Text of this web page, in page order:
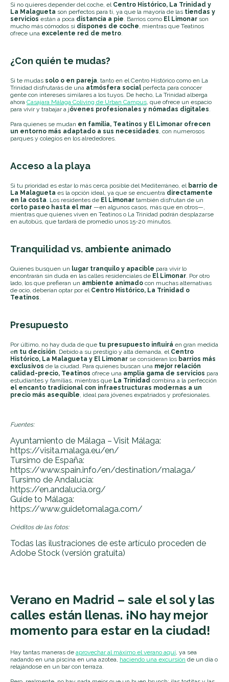
Si no quieres depender del coche, el Centro Histórico, La Trinidad y
La Malagueta son perfectos para ti, ya que la mayoría de las tiendas y
servicios están a poca distancia a pie . Barrios como El Limonar son
mucho más cómodos si dispones de coche , mientras que Teatinos
ofrece una excelente red de metro
¿Con quién te mudas?
Si te mudas solo o en pareja , tanto en el Centro Histórico como en La
Trinidad disfrutarás de una atmósfera social perfecta para conocer
gente con intereses similares a los tuyos. De hecho, La Trinidad alberga
ahora Casajara Málaga Coliving de Urban Campus , que ofrece un espacio
para vivir y trabajar a jóvenes profesionales y nómadas digitales
Para quienes se mudan en familia, Teatinos y El Limonar ofrecen
un entorno más adaptado a sus necesidades , con numerosos
parques y colegios en los alrededores.
Acceso a la playa
Si tu prioridad es estar lo más cerca posible del Mediterráneo, el barrio de
La Malagueta es la opción ideal, ya que se encuentra directamente
en la costa . Los residentes de El Limonar también disfrutan de un
corto paseo hasta el mar —en algunos casos, más que en otros—,
mientras que quienes viven en Teatinos o La Trinidad podrán desplazarse
en autobús, que tardará de promedio unos 15-20 minutos.
Tranquilidad vs. ambiente animado
Quienes busquen un lugar tranquilo y apacible para vivir lo
encontrarán sin duda en las calles residenciales de El Limonar . Por otro
lado, los que prefieran un ambiente animado con muchas alternativas
de ocio, deberían optar por el Centro Histórico, La Trinidad o
Teatinos
Presupuesto
Por último, no hay duda de que tu presupuesto influirá en gran medida
en tu decisión . Debido a su prestigio y alta demanda, el Centro
Histórico, La Malagueta y El Limonar se consideran los barrios más
exclusivos de la ciudad. Para quienes buscan una mejor relación
calidad-precio, Teatinos ofrece una amplia gama de servicios para
estudiantes y familias, mientras que La Trinidad combina a la perfección
el encanto tradicional con infraestructuras modernas a un
precio más asequible , ideal para jóvenes expatriados y profesionales.
Fuentes:
Ayuntamiento de Málaga – Visit Málaga:
https://visita.malaga.eu/en/
Tursimo de España:
https://www.spain.info/en/destination/malaga/
Tursimo de Andalucía:
https://en.andalucia.org/
Guide to Málaga:
https://www.guidetomalaga.com/
Créditos de las fotos:
Todas las ilustraciones de este artículo proceden de
Adobe Stock (versión gratuita)
Verano en Madrid – sale el sol y las
calles están llenas. ¡No hay mejor
momento para estar en la ciudad!
Hay tantas maneras de aprovechar al máximo el verano aquí , ya sea
nadando en una piscina en una azotea, haciendo una excursión de un día o
relajándose en un bar con terraza.